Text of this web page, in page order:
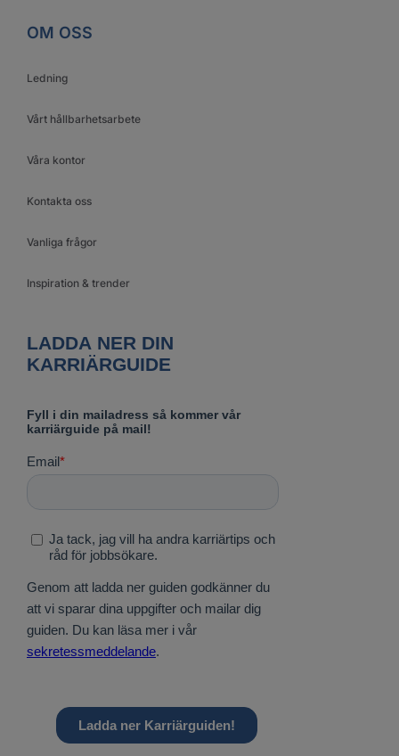
OM OSS
Ledning
Vårt hållbarhetsarbete
Våra kontor
Kontakta oss
Vanliga frågor
Inspiration & trender